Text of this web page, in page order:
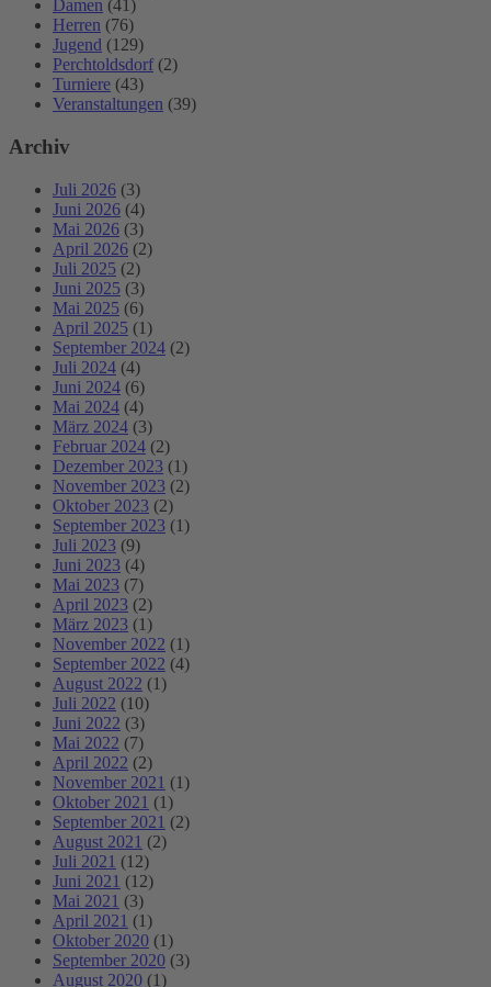
Damen (41)
Herren (76)
Jugend (129)
Perchtoldsdorf (2)
Turniere (43)
Veranstaltungen (39)
Archiv
Juli 2026 (3)
Juni 2026 (4)
Mai 2026 (3)
April 2026 (2)
Juli 2025 (2)
Juni 2025 (3)
Mai 2025 (6)
April 2025 (1)
September 2024 (2)
Juli 2024 (4)
Juni 2024 (6)
Mai 2024 (4)
März 2024 (3)
Februar 2024 (2)
Dezember 2023 (1)
November 2023 (2)
Oktober 2023 (2)
September 2023 (1)
Juli 2023 (9)
Juni 2023 (4)
Mai 2023 (7)
April 2023 (2)
März 2023 (1)
November 2022 (1)
September 2022 (4)
August 2022 (1)
Juli 2022 (10)
Juni 2022 (3)
Mai 2022 (7)
April 2022 (2)
November 2021 (1)
Oktober 2021 (1)
September 2021 (2)
August 2021 (2)
Juli 2021 (12)
Juni 2021 (12)
Mai 2021 (3)
April 2021 (1)
Oktober 2020 (1)
September 2020 (3)
August 2020 (1)